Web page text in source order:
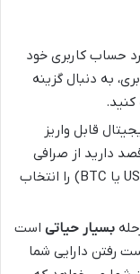
حساب کاربری خود
به دنبال گزینه
قابل واریز
دارید از صرافی
داخلی به بایننس منتقل کنید (مثلاً USDT یا BTC) را انتخاب
بسیار حیاتی است
رفتن دارایی شما